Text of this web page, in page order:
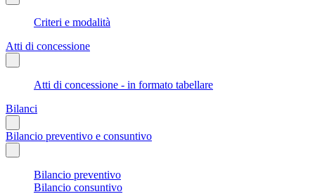
Criteri e modalità
Atti di concessione
Atti di concessione - in formato tabellare
Bilanci
Bilancio preventivo e consuntivo
Bilancio preventivo
Bilancio consuntivo